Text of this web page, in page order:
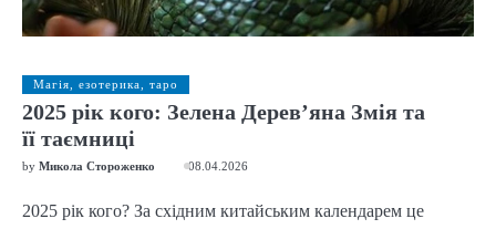
Магія, езотерика, таро
2025 рік кого: Зелена Дерев’яна Змія та
її таємниці
by Микола Стороженко 08.04.2026
2025 рік кого? За східним китайським календарем це